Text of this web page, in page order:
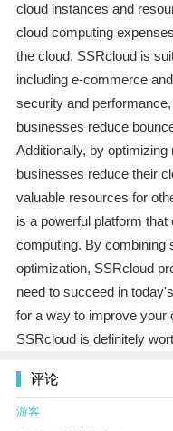
cloud instances and
cloud computing
the cloud. SSRcloud is
including e-commerce
security and
businesses reduce
Additionally, by
businesses reduce their
valuable resources for
is a powerful platform
computing. By combining
optimization, SSRcloud
need to succeed in
for a way to improve your
SSRcloud is definitely
评论
游客